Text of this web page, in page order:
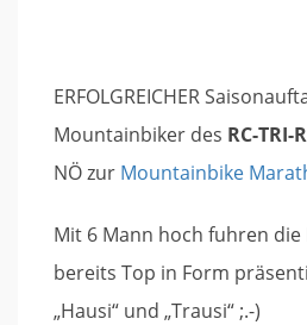
ERFOLGREICHER
Mountainbiker des RC-TRI-
NÖ zur Mountainbike
Mit 6 Mann hoch fuhren die
bereits Top in Form
„Hausi“ und „Trausi“ ;.-)